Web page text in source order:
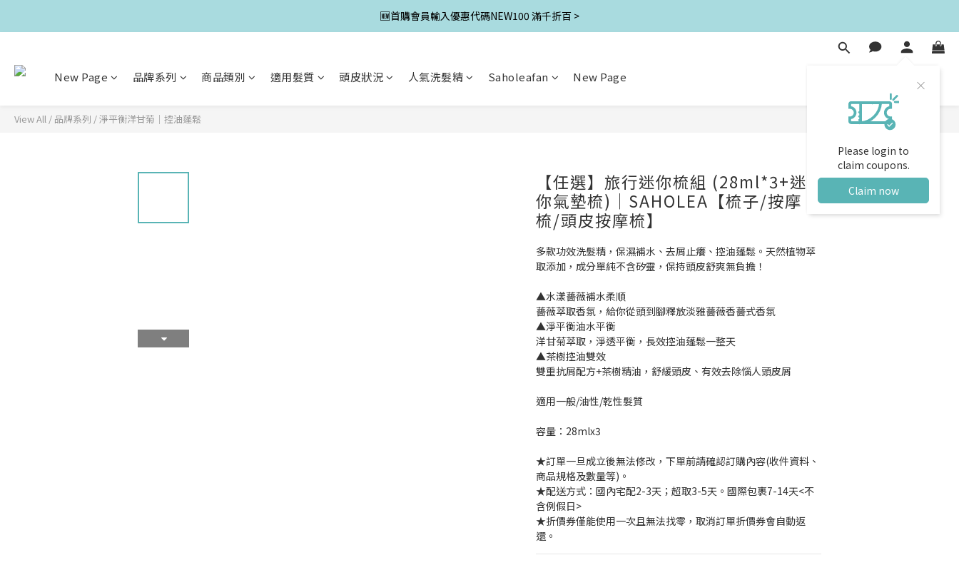
🆕首購會員輸入優惠代碼NEW100 滿千折百 >
Please login to
claim coupons.
Claim now
New Page 品牌系列 商品類別 適用髮質 頭皮狀況 人氣洗髮精 Saholeafan New Page
View All / 品牌系列 /淨平衡洋甘菊｜控油蓬鬆
【任選】旅行迷你梳組 (28ml*3+迷
你氣墊梳)│SAHOLEA【梳子/按摩
梳/頭皮按摩梳】
多款功效洗髮精，保濕補水、去屑止癢、控油蓬鬆。天然植物萃
取添加，成分單純不含矽靈，保持頭皮舒爽無負擔！
▲水漾薔薇補水柔順
薔薇萃取香氛，給你從頭到腳釋放淡雅薔薇香薔式香氛
▲淨平衡油水平衡
洋甘菊萃取，淨透平衡，長效控油蓬鬆一整天
▲茶樹控油雙效
雙重抗屑配方+茶樹精油，舒緩頭皮、有效去除惱人頭皮屑
適用一般/油性/乾性髮質
容量：28mlx3
★訂單一旦成立後無法修改，下單前請確認訂購內容(收件資料、
商品規格及數量等)。
★配送方式：國內宅配2-3天；超取3-5天。國際包裹7-14天<不
含例假日>
★折價券僅能使用一次且無法找零，取消訂單折價券會自動返
還。